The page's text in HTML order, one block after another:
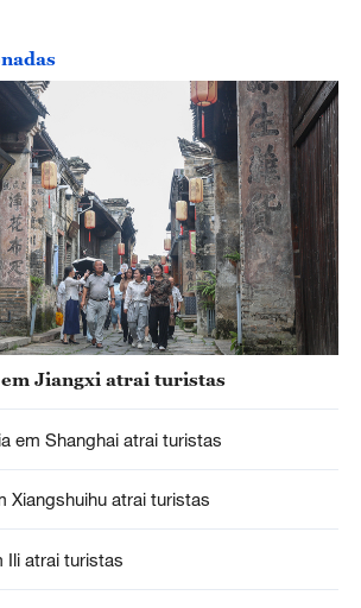
Jiangxi atrai turistas
em Shanghai atrai turistas
Xiangshuihu atrai turistas
Ili atrai turistas